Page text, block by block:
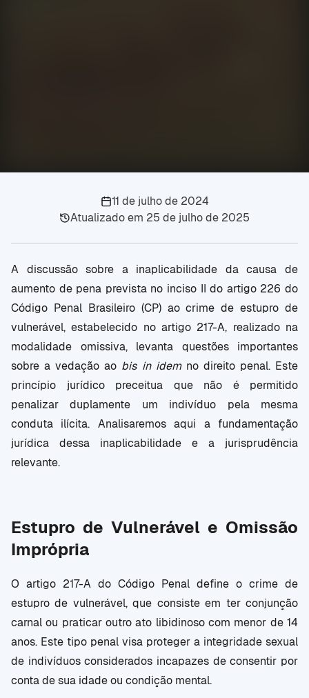
11 de julho de 2024
Atualizado em 25 de julho de 2025
A discussão sobre a inaplicabilidade da causa de
aumento de pena prevista no inciso II do artigo 226 do
Código Penal Brasileiro (CP) ao crime de estupro de
vulnerável, estabelecido no artigo 217-A, realizado na
modalidade omissiva, levanta questões importantes
sobre a vedação ao bis in idemno direito penal. Este
princípio jurídico preceitua que não é permitido
penalizar duplamente um indivíduo pela mesma
conduta ilícita. Analisaremos aqui a fundamentação
jurídica dessa inaplicabilidade e a jurisprudência
relevante.
Estupro de Vulnerável e Omissão
Imprópria
O artigo 217-A do Código Penal define o crime de
estupro de vulnerável, que consiste em ter conjunção
carnal ou praticar outro ato libidinoso com menor de 14
anos. Este tipo penal visa proteger a integridade sexual
de indivíduos considerados incapazes de consentir por
conta de sua idade ou condição mental.